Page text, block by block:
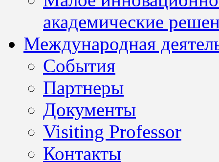
академические
Международная
События
Партнеры
Документы
Visiting Professor
Контакты